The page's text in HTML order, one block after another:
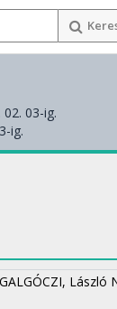
03-ig.
ig.
GALGÓCZI, László